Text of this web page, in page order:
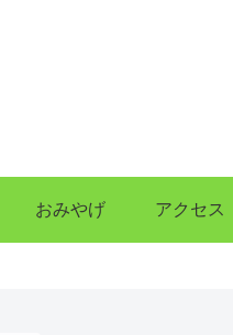
おみやげ アクセス